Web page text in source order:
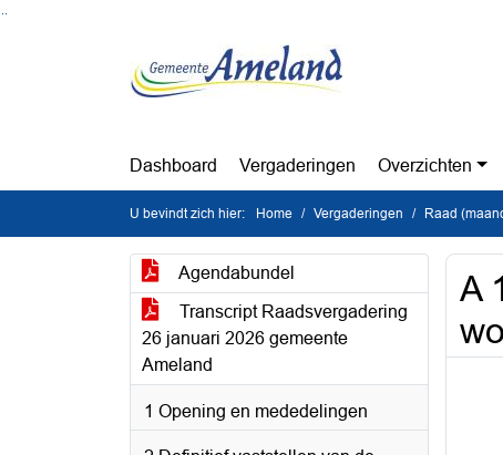
Dashboard Vergaderingen Overzichten
U bevindt zich hier: Home Vergaderingen Raad
Agendabundel
Transcript Raadsvergadering
26 januari 2026 gemeente
Ameland
1 Opening en mededelingen
A